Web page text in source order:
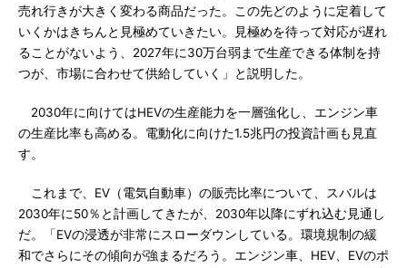
売れ行きが大きく変わる商品だった。この先どのように定着して
いくかはきちんと見極めていきたい。見極めを待って対応が遅れ
ることがないよう、2027年に30万台弱まで生産できる体制を持
つが、市場に合わせて供給していく」と説明した。
2030年に向けてはHEVの生産能力を一層強化し、エンジン車
の生産比率も高める。電動化に向けた1.5兆円の投資計画も見直
す。
これまで、EV（電気自動車）の販売比率について、スバルは
2030年に50％と計画してきたが、2030年以降にずれ込む見通し
だ。「EVの浸透が非常にスローダウンしている。環境規制の緩
和でさらにその傾向が強まるだろう。エンジン車、HEV、EVのポ